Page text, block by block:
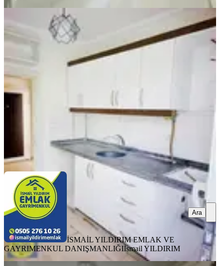
Yıldırım Emlakta Fırsat 2+1 Satılık
Daire Orman Bölge Kavşağında
Onikişubat, Ertuğrul Gazi Mahallesi
2+1·
İSMAİL YILDIRIM EMLAK VE GAYRIMENKUL
DANIŞMANLIĞIİsmail YILDIRIM
Ara
İSMAİL YILDIRIM EMLAK VE
GAYRIMENKUL DANIŞMANLIĞIİsmail YILDIRIM
Ara